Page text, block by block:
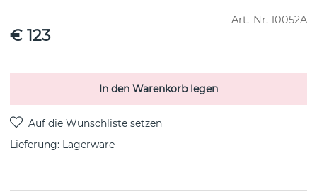
Art.-Nr. 10052A
€ 123
In den Warenkorb legen
Lieferung: Lagerware